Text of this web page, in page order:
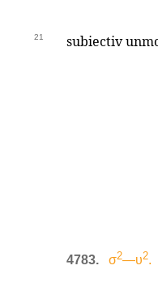
21 subiectiv
4783. σ2—υ2.